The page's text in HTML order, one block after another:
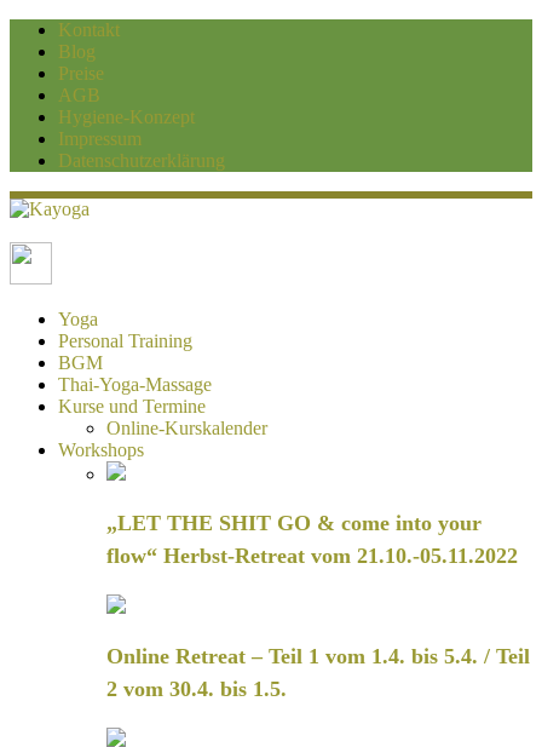
Kontakt
Blog
Preise
AGB
Hygiene-Konzept
Impressum
Datenschutzerklärung
Kayoga
Yoga und Personaltraining Duisburg
Yoga
Personal Training
BGM
Thai-Yoga-Massage
Kurse und Termine
Online-Kurskalender
Workshops
„LET THE SHIT GO & come into your
flow“ Herbst-Retreat vom 21.10.-05.11.2022
Online Retreat – Teil 1 vom 1.4. bis 5.4. / Teil
2 vom 30.4. bis 1.5.